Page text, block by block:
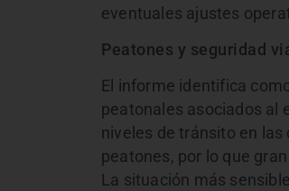
eventuales ajustes
Peatones y seguridad
El informe identifica
peatonales asociados al
niveles de tránsito en
peatones, por lo que
La situación más